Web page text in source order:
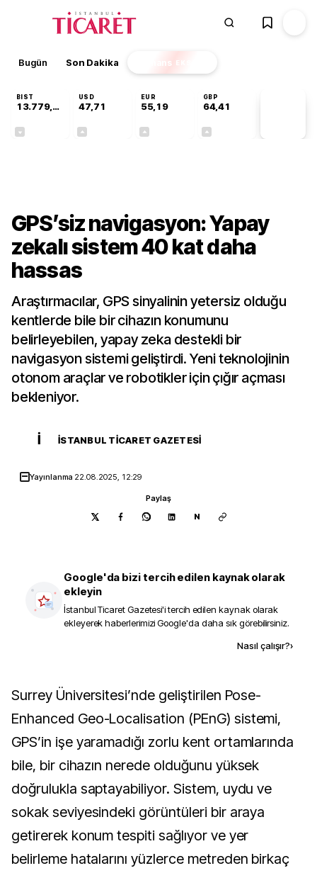
Bugün Son Dakika Finans EKSTRA
BIST
13.779,39
USD
47,71
EUR
55,19
GBP
64,41
GPS’siz navigasyon: Yapay
zekalı sistem 40 kat daha
hassas
Araştırmacılar, GPS sinyalinin yetersiz olduğu
kentlerde bile bir cihazın konumunu
belirleyebilen, yapay zeka destekli bir
navigasyon sistemi geliştirdi. Yeni teknolojinin
otonom araçlar ve robotikler için çığır açması
bekleniyor.
İ İSTANBUL TICARET GAZETESI
Yayınlanma 22.08.2025, 12:29
Paylaş
N
Google'da bizi tercih edilen kaynak olarak
ekleyin
İstanbul Ticaret Gazetesi'i tercih edilen kaynak olarak
ekleyerek haberlerimizi Google'da daha sık görebilirsiniz.
Nasıl çalışır?›
Surrey Üniversitesi’nde geliştirilen Pose-
Enhanced Geo-Localisation (PEnG) sistemi,
GPS’in işe yaramadığı zorlu kent ortamlarında
bile, bir cihazın nerede olduğunu yüksek
doğrulukla saptayabiliyor. Sistem, uydu ve
sokak seviyesindeki görüntüleri bir araya
getirerek konum tespiti sağlıyor ve yer
belirleme hatalarını yüzlerce metreden birkaç